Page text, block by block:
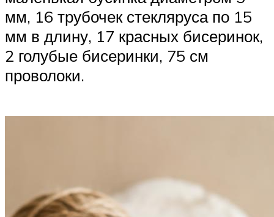
мм, 16 трубочек стекляруса по 15
мм в длину, 17 красных бисеринок,
2 голубые бисеринки, 75 см
проволоки.